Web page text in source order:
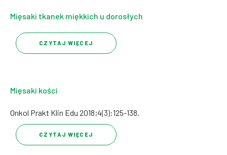
Mięsaki tkanek miękkich u dorosłych
CZYTAJ WIĘCEJ
Mięsaki kości
Onkol Prakt Klin Edu 2018;4(3):125-138.
CZYTAJ WIĘCEJ